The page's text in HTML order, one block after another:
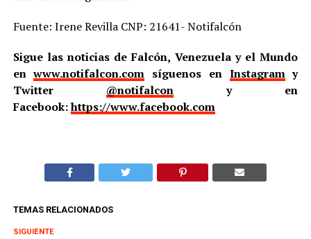
Fuente: Irene Revilla CNP: 21641- Notifalcón
Sigue las noticias de Falcón, Venezuela y el Mundo
enwww.notifalcon.com síguenos en Instagramy
Twitter @notifalcony en
Facebook:https://www.facebook.com
TEMAS RELACIONADOS
SIGUIENTE